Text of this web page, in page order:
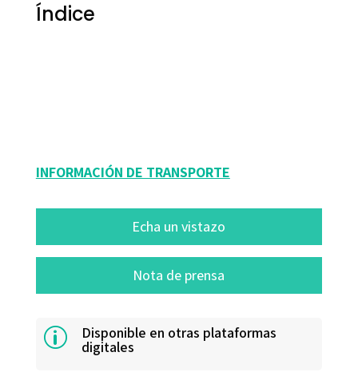
Índice
INFORMACIÓN DE TRANSPORTE
Echa un vistazo
Nota de prensa
p Disponible en otras plataformas
digitales